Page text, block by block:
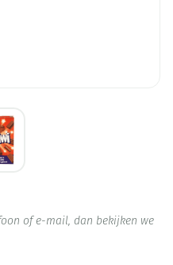
larger image
of e-mail, dan bekijken we